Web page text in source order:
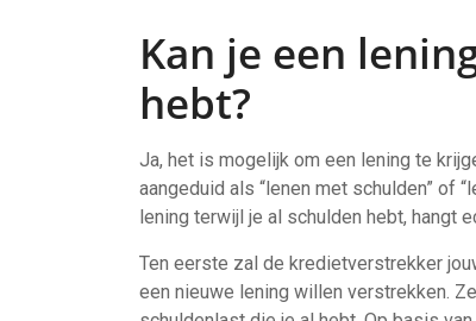
Kan je een
hebt?
Ja, het is mogelijk om een lening te
aangeduid als “lenen met schulden” of
lening terwijl je al schulden hebt, hangt
Ten eerste zal de kredietverstrekker
een nieuwe lening willen verstrekken.